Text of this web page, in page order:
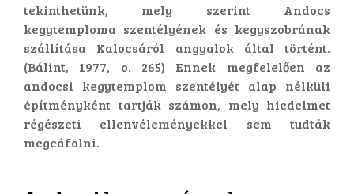
tekinthetünk, mely szerint Andocs
kegytemploma szentélyének és kegyszobrának
szállítása Kalocsáról angyalok által történt.
(Bálint, 1977, o. 265) Ennek megfelelően az
andocsi kegytemplom szentélyét alap nélküli
építményként tartják számon, mely hiedelmet
régészeti ellenvéleményekkel sem tudták
megcáfolni.